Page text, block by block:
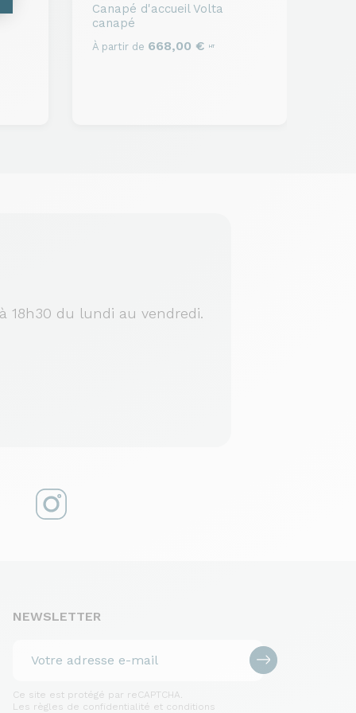
Canapé d'accueilVolta
canapé
À partir de 668,00 € HT
18h30 du lundi au vendredi.
NEWSLETTER
Ce site est protégé par reCAPTCHA.
Les règles de confidentialité et conditions